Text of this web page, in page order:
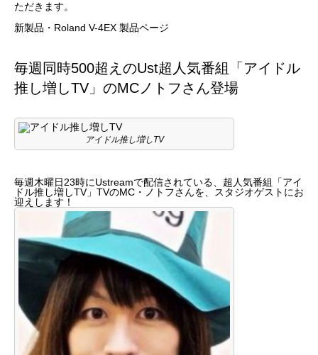
ただきます。
新製品・Roland V-4EX 製品ページ
毎週同時500超えのUst超人気番組「アイドル
推し増しTV」のMCノトフさん登場
アイドル推し増しTV
毎週木曜日23時にUstreamで配信されている、超人気番組「アイ
ドル推し増しTV」TVのMC・ノトフさんを、スタジオゲストにお
迎えします！